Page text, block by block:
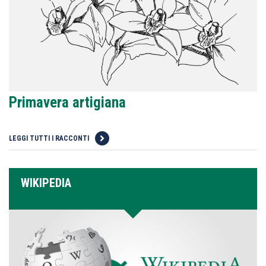
Primavera artigiana
LEGGI TUTTI I RACCONTI
WIKIPEDIA